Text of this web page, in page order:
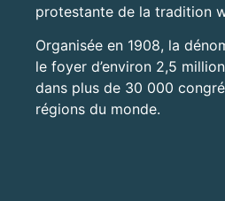
protestante de la tradition
Organisée en 1908, la
le foyer d’environ 2,5
dans plus de 30 000
régions du monde.